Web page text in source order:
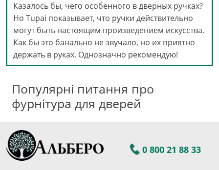
Казалось бы, чего особенного в дверных ручках?
Но Tupai показывает, что ручки действительно
могут быть настоящим произведением искусства.
Как бы это банально не звучало, но их приятно
держать в руках. Однозначно рекомендую!
Популярні питання про
фурнітура для дверей
0 800 21 88 33